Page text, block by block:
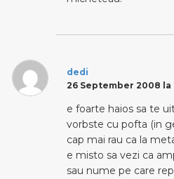
dedi
26 September 2008 la
e foarte haios sa te
vorbste cu pofta (in
cap mai rau ca la
e misto sa vezi ca
sau nume pe care